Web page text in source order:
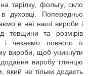
тарілку, фольгу, скло
духовці. Попередньо
в неї наші вироби і
товщини та розмірів
чекаємо повного її
вироби, щоб уникнути
виробу глянцю
, який не тільки додасть